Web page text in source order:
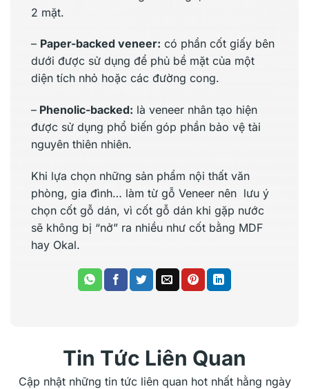
2 mặt.
– Paper-backed veneer: có phần cốt giấy bên
dưới được sử dụng để phủ bề mặt của một
diện tích nhỏ hoặc các đường cong.
– Phenolic-backed: là veneer nhân tạo hiện
được sử dụng phổ biến góp phần bảo vệ tài
nguyên thiên nhiên.
Khi lựa chọn những sản phẩm nội thất văn
phòng, gia đình… làm từ gỗ Veneer nên lưu ý
chọn cốt gỗ dán, vì cốt gỗ dán khi gặp nước
sẽ không bị “nở” ra nhiều như cốt bằng MDF
hay Okal.
Tin Tức Liên Quan
Cập nhật những tin tức liên quan hot nhất hằng ngày